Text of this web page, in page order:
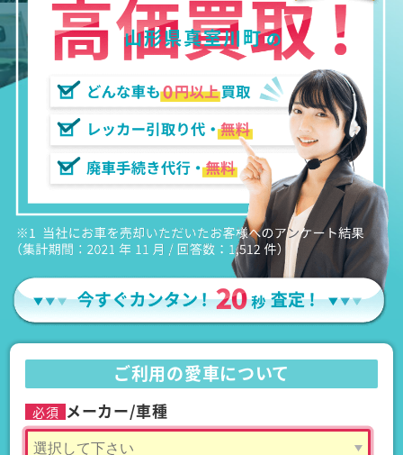
山形県真室川町の
ご利用の愛車について
必須 メーカー/車種